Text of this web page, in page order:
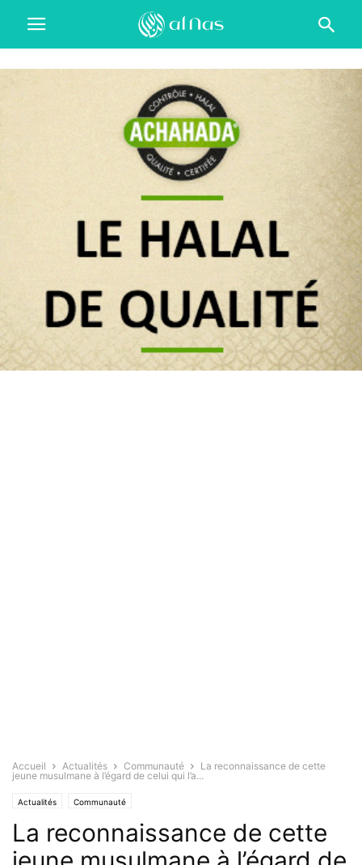
Accueil Actualités Communauté
La reconnaissance de cette
jeune musulmane à l’égard de celui qui l’a...
Actualités Communauté
La reconnaissance de cette